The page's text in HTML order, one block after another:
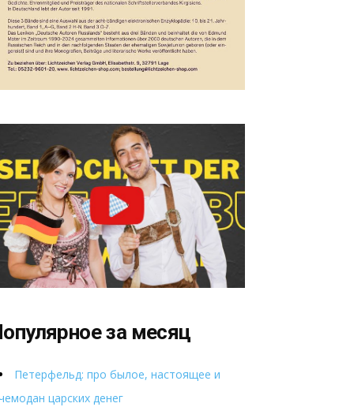
за месяц
Петерфельд: про былое, настоящее и
царских денег